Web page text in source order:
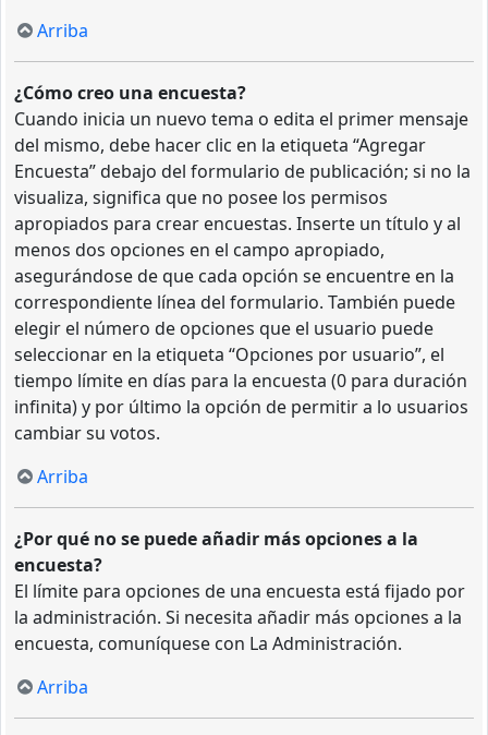
Arriba
¿Cómo creo una encuesta?
Cuando inicia un nuevo tema o edita el primer mensaje
del mismo, debe hacer clic en la etiqueta “Agregar
Encuesta” debajo del formulario de publicación; si no la
visualiza, significa que no posee los permisos
apropiados para crear encuestas. Inserte un título y al
menos dos opciones en el campo apropiado,
asegurándose de que cada opción se encuentre en la
correspondiente línea del formulario. También puede
elegir el número de opciones que el usuario puede
seleccionar en la etiqueta “Opciones por usuario”, el
tiempo límite en días para la encuesta (0 para duración
infinita) y por último la opción de permitir a lo usuarios
cambiar su votos.
Arriba
¿Por qué no se puede añadir más opciones a la
encuesta?
El límite para opciones de una encuesta está fijado por
la administración. Si necesita añadir más opciones a la
encuesta, comuníquese con La Administración.
Arriba